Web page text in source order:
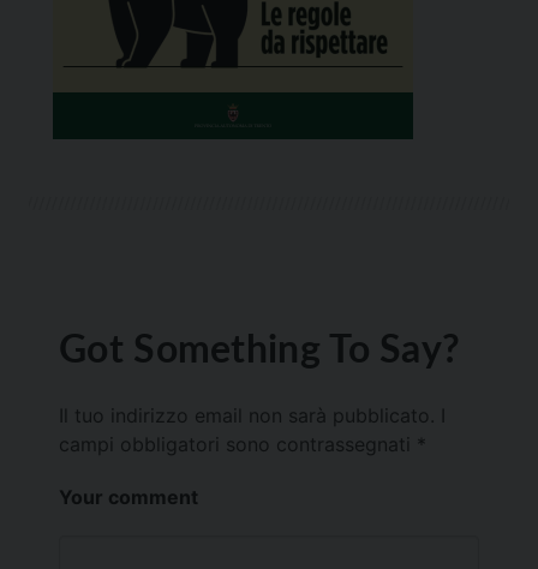
Got Something To Say?
Il tuo indirizzo email non sarà pubblicato.
campi obbligatori sono contrassegnati *
Your comment